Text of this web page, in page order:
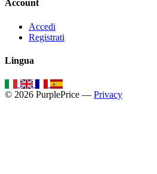
Account
Accedi
Registrati
Lingua
© 2026 PurplePrice — Privacy